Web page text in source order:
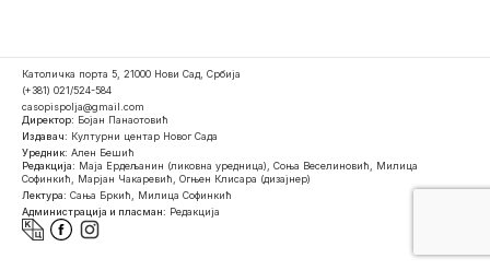
Католичка порта 5, 21000 Нови Сад, Србија
(+381) 021/524-584
casopispolja@gmail.com
Директор: Бојан Панаотовић
Издавач: Културни центар Новог Сада
Уредник: Ален Бешић
Редакција: Маја Ердељанин (ликовна уредница), Соња Веселиновић, Милица
Софинкић, Марјан Чакаревић, Огњен Клисара (дизајнер)
Лектура: Сања Бркић, Милица Софинкић
Администрација и пласман: Редакција